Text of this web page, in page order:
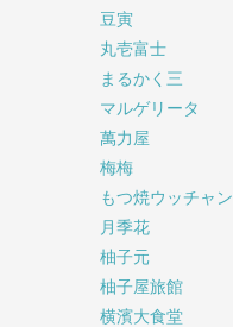
豆寅
丸壱富士
まるかく三
マルゲリータ
萬力屋
梅梅
もつ焼ウッチャン
月季花
柚子元
柚子屋旅館
横濱大食堂